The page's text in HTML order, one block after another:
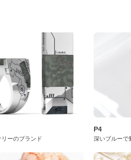
ーのブランド
P4
深いブルーで